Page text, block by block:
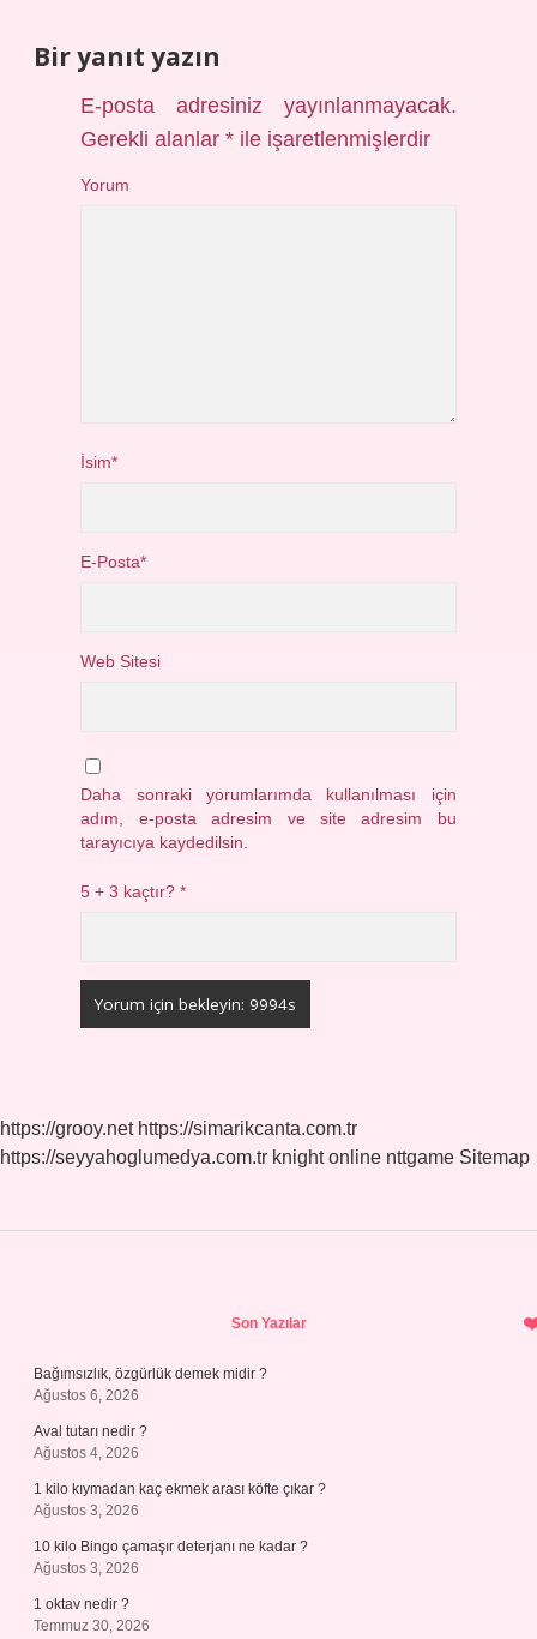
Bir yanıt yazın
E-posta adresiniz yayınlanmayacak.
Gerekli alanlar* ile işaretlenmişlerdir
Yorum
İsim*
E-Posta*
Web Sitesi
Daha sonraki yorumlarımda kullanılması için
adım, e-posta adresim ve site adresim bu
tarayıcıya kaydedilsin.
5 + 3 kaçtır?*
https://grooy.net https://simarikcanta.com.tr
https://seyyahoglumedya.com.tr knight online nttgame Sitemap
Son Yazılar
Bağımsızlık, özgürlük demek midir ?
Ağustos 6, 2026
Aval tutarı nedir ?
Ağustos 4, 2026
1 kilo kıymadan kaç ekmek arası köfte çıkar ?
Ağustos 3, 2026
10 kilo Bingo çamaşır deterjanı ne kadar ?
Ağustos 3, 2026
1 oktav nedir ?
Temmuz 30, 2026